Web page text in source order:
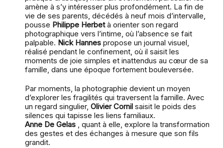
amène à s’y intéresser plus profondément. La fin de
vie de ses parents, décédés à neuf mois d’intervalle,
pousse Philippe Herbetà orienter son regard
photographique vers l’intime, où l’absence se fait
palpable. Nick Hannes propose un journal visuel,
réalisé pendant le confinement, où il saisit les
moments de joie simples et inattendus au cœur de sa
famille, dans une époque fortement bouleversée.
Par moments, la photographie devient un moyen
d’explorer les fragilités qui traversent la famille. Avec
un regard singulier, Olivier Cornil saisit le poids des
silences qui tapisse les liens familiaux.
Anne De Gelas , quant à elle, explore la transformation
des gestes et des échanges à mesure que son fils
grandit.